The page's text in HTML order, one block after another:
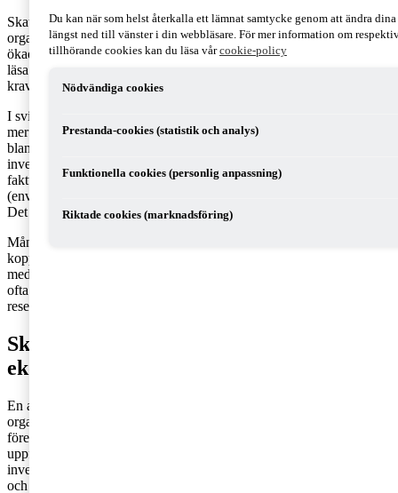
Skatt är inte ännu en självklar del av företagens och
organisationernas hållbarhetsarbete. Detta trots de senaste årens
ökade krav på transparens och öppenhet i skattefrågor. Här kan du
läsa om de åtgärder som du kan behöva vidta för att efterleva
kraven.
I sviterna av coronapandemin har fokus och förväntningar ökat än
mer på företag och organisationer att ha en hållbar inställning till
bland annat klimatförändringar, värdekedjor och hållbara
investeringar. Detta ökade intresse bekräftas bland annat av det
faktum att ca 71 miljarder dollar investerades inom ESG
(environmental, social and governance) mellan april och juni 2020.
Det rapporterar Financial Times, i följande
Många är redan medvetna om dessa ökade förväntningar. De
kopplar ihop hållbarhet med företagets renommé och de är öppna
med deras inställning till miljöfrågor och barnarbete. Dock håller de
ofta skattefrågan utanför hållbarhetsagendan. De är också mer
reserverade kring frågan hur mycket skatter de betalar.
Skatteinbetalningar - det största
ekonomiska bidraget till samhället
En av anledningarna till detta är att många företag och
organisationer fortfarande anser att skatt är en fråga som enbart berör
företaget och inte omvärlden eller externa aktörer. Fortfarande finns
uppfattningen att skattefrågan enbart ska hanteras för att tillgodose
investerarnas behov och att andra intressenter som kunder, anställda
och omvärlden inte anses beröras av denna fråga. Detta trots att
Du kan när som helst återkalla ett lämnat samtycke genom att ändra
längst ned till vänster i din webbläsare. För mer information om
tillhörande cookies kan du läsa vårcookie-policy
Nödvändiga cookies
Prestanda-cookies (statistik och analys)
Funktionella cookies (personlig anpassning)
Riktade cookies (marknadsföring)